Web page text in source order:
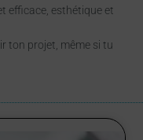
efficace, esthétique et
ton projet, même si tu